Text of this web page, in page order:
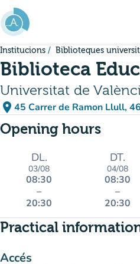
Go to main content
Institucions Biblioteques
Biblioteca
Universitat de
place 45 Carrer de Ramon Llull,
Opening hours
DL.
03/08
08:30
–
20:30
DT.
04/08
08:30
–
20:30
Practical
Accés